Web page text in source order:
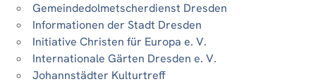
Gemeindedolmetscherdienst Dresden
Informationen der Stadt Dresden
Initiative Christen für Europa e. V.
Internationale Gärten Dresden e. V.
Johannstädter Kulturtreff